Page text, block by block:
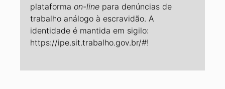
plataforma on-line para denúncias de
trabalho análogo à escravidão. A
identidade é mantida em sigilo:
https://ipe.sit.trabalho.gov.br/#!